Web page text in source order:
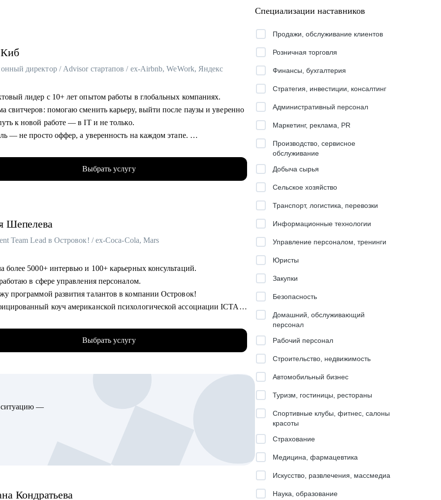
Киб
директор / Advisor стартапов / ex-Airbnb, WeWork, Яндекс
лидер с 10+ лет опытом работы в глобальных компаниях.
свитчеров: помогаю сменить карьеру, выйти после паузы и уверенно
к новой работе — в IT и не только.
— не просто оффер, а уверенность на каждом этапе.
в классные компании в России и мире;
конверсии из резюме в собеседование в 70 раз;
резюме, который проходит ATS и цепляет рекрутеров.
— кто переходит в IT или в новую сферу.
и менеджеров в росте, операциях, маркетинге, управлении,
и проектной работе.
Выбрать услугу
Шепелева
Team Lead в Островок! / ex-Coca-Cola, Mars
более 5000+ интервью и 100+ карьерных консультаций.
в сфере управления персоналом.
программой развития талантов в компании Островок!
коуч американской психологической ассоциации ICTA.
раз и навсегда.
стратегию найма для тебя или твоего отдела с нуля.
Выбрать услугу
ситуацию —
Кондратьева
Специализации наставников
Продажи, обслуживание клиентов
Розничная торговля
Финансы, бухгалтерия
Стратегия, инвестиции, консалтинг
Административный персонал
Маркетинг, реклама, PR
Производство, сервисное
обслуживание
Добыча сырья
Сельское хозяйство
Транспорт, логистика, перевозки
Информационные технологии
Управление персоналом, тренинги
Юристы
Закупки
Безопасность
Домашний, обслуживающий
персонал
Рабочий персонал
Строительство, недвижимость
Автомобильный бизнес
Туризм, гостиницы, рестораны
Спортивные клубы, фитнес, салоны
красоты
Страхование
Медицина, фармацевтика
Искусство, развлечения, массмедиа
Наука, образование